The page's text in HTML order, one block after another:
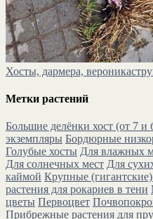
Хосты, дармера,
Метки растений
Большие делёнки хост (от 7 и
экземпляры Бордюрные
Голубые хосты Для влажных
Для солнечных мест Для
каймой Крупные
растения для рокариев в тени
цветы Первоцвет
Прибрежные растения для